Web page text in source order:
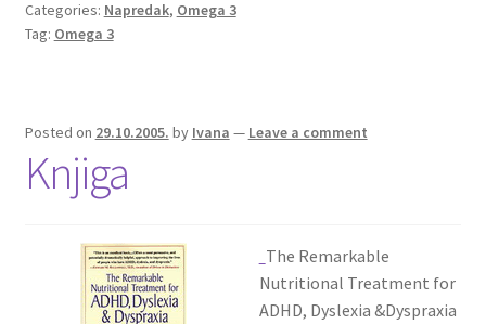
Categories: Napredak, Omega 3
Tag: Omega 3
Posted on 29.10.2005. by Ivana — Leave a comment
Knjiga
The Remarkable
Nutritional Treatment for
ADHD, Dyslexia &Dyspraxia